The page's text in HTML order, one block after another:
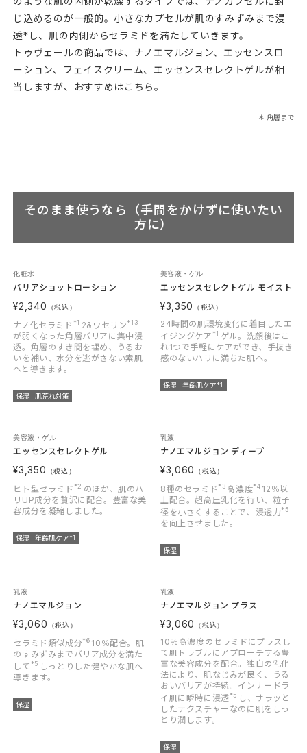
じ込めるのが一般的。小さなカプセルが肌のすみずみまで浸
透*し、肌の内側からセラミドを満たしていきます。
トゥヴェールの商品では、ナノエマルジョン、エッセンスロ
ーション、フェイスクリーム、エッセンスセレクトゲルが相
当しますが、おすすめはこちら。
＊ 角層まで
そのまま使うなら（手間をかけずに使いたい
方に）
バリアショットローション
化粧水
¥2,340 （税込）
ナノ化セラミド *1 2&ワセリン*13
が弱くなった角層バリアに集中浸
透。角層のすき間を埋め、うるお
いを補い、水分を逃がさない素肌
へと導きます。
保湿 肌荒れ対策
エッセンスセレクトゲル モイスト
美容液・ゲル
¥3,350 （税込）
24時間の肌環境変化に着目したエ
イジングケア *1 ゲル。洗顔後はこ
れ1つで手軽にケアができ、手抜き
感のないハリに満ちた肌へ。
保湿 年齢肌ケア*1
エッセンスセレクトゲル
美容液・ゲル
¥3,350 （税込）
ヒト型セラミド *2 のほか、肌のハ
リUP成分を贅沢に配合。豊富な美
容成分を凝縮しました。
保湿 年齢肌ケア*1
ナノエマルジョン ディープ
乳液
¥3,060 （税込）
8種のセラミド*3 高濃度*4 12％以
上配合。超高圧乳化を行い、粒子
径を小さくすることで、浸透力*5
を向上させました。
保湿
ナノエマルジョン
乳液
¥3,060 （税込）
セラミド類似成分*6 10％配合。肌
のすみずみまでバリア成分を満た
して *5 しっとりした健やかな肌へ
導きます。
保湿
ナノエマルジョン プラス
乳液
¥3,060 （税込）
10％高濃度のセラミドにプラスし
て肌トラブルにアプローチする豊
富な美容成分を配合。独自の乳化
法により、肌なじみが良く、うる
おいバリアが持続。インナードラ
イ肌に瞬時に浸透*5 し、サラッと
したテクスチャーなのに肌をしっ
とり潤します。
保湿